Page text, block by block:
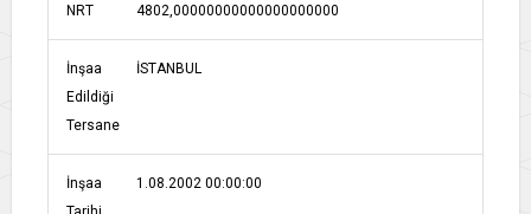
NRT 4802,00000000000000000000
İnşaa
Edildiği
Tersane
İSTANBUL
İnşaa
1.08.2002 00:00:00